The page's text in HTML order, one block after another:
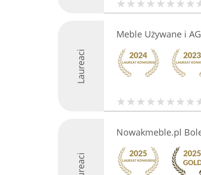
Laureaci
Meble Używane i
Nowakmeble.pl